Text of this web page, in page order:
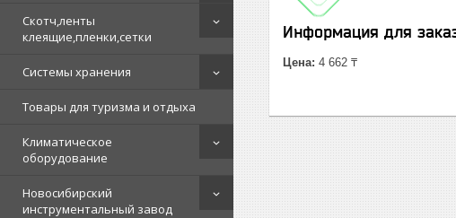
Скотч,ленты
клеящие,пленки,сетки
Системы хранения
Товары для туризма и отдыха
Климатическое
оборудование
Новосибирский
инструментальный завод
Информация для
Цена: 4 662 ₸